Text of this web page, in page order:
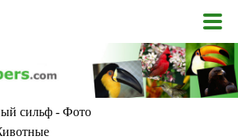
сильф - Фото